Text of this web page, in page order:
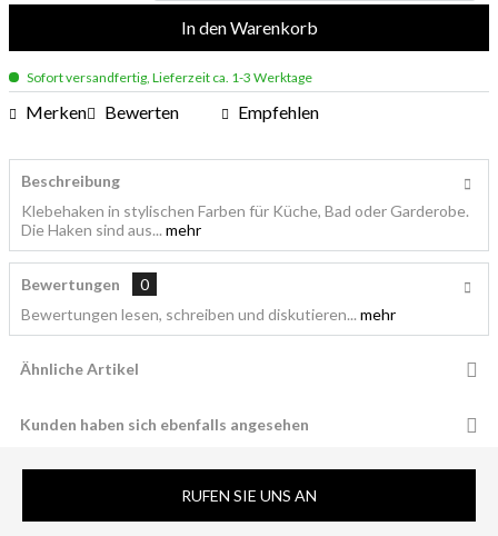
In denWarenkorb
Sofort versandfertig, Lieferzeit ca. 1-3 Werktage
Merken Bewerten Empfehlen
Beschreibung
Klebehaken in stylischen Farben für Küche, Bad oder Garderobe.
Die Haken sind aus... mehr
Bewertungen
0
Bewertungen lesen, schreiben und diskutieren... mehr
Ähnliche Artikel
Kunden haben sich ebenfalls angesehen
RUFEN SIE UNS AN